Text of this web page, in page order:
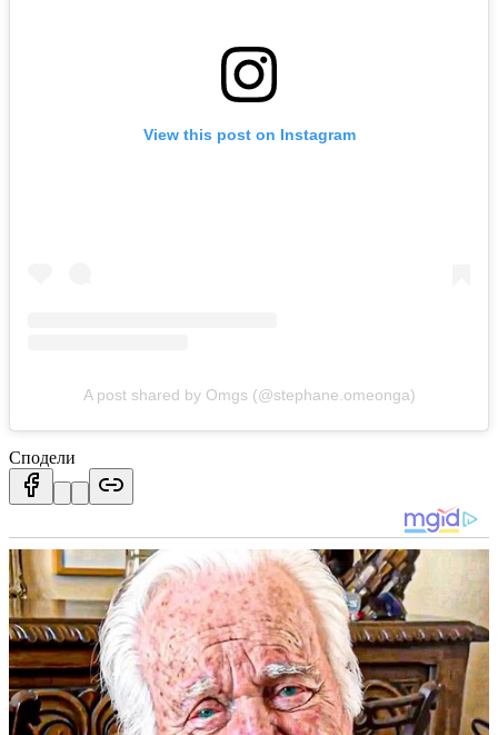
View this post on Instagram
A post shared by Omgs (@stephane.omeonga)
Сподели